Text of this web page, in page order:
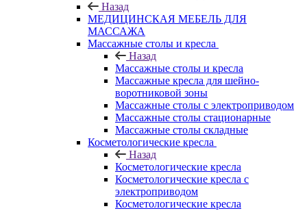
Назад
МЕДИЦИНСКАЯ МЕБЕЛЬ ДЛЯ
МАССАЖА
Массажные столы и кресла
Назад
Массажные столы и кресла
Массажные кресла для шейно-
воротниковой зоны
Массажные столы с электроприводом
Массажные столы стационарные
Массажные столы складные
Косметологические кресла
Назад
Косметологические кресла
Косметологические кресла с
электроприводом
Косметологические кресла